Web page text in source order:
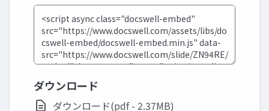
ダウンロード
ダウンロード(pdf - 2.37MB)